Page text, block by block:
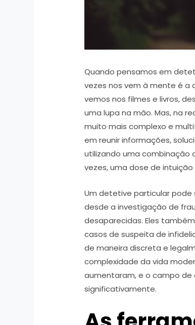
Quando pensamos em
vezes nos vem à mente é a
vemos nos filmes e livros,
uma lupa na mão. Mas, na
muito mais complexo e
em reunir informações,
utilizando uma combinação
vezes, uma dose de intuição
Um detetive particular
desde a investigação de
desaparecidas. Eles
casos de suspeita de
de maneira discreta e
complexidade da vida
aumentaram, e o campo de
significativamente.